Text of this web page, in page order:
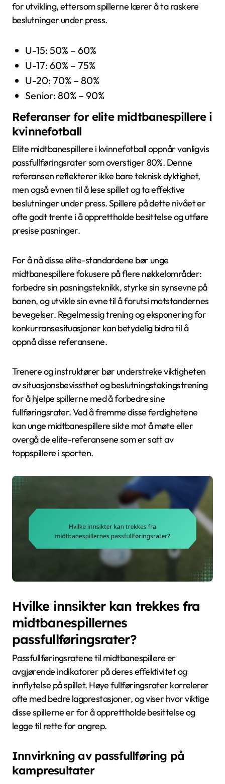
for utvikling, ettersom spillerne lærer å ta raskere
beslutninger under press.
U-15: 50% – 60%
U-17: 60% – 75%
U-20: 70% – 80%
Senior: 80% – 90%
Referanser for elite midtbanespillere i
kvinnefotball
Elite midtbanespillere i kvinnefotball oppnår vanligvis
passfullføringsrater som overstiger 80%. Denne
referansen reflekterer ikke bare teknisk dyktighet,
men også evnen til å lese spillet og ta effektive
beslutninger under press. Spillere på dette nivået er
ofte godt trente i å opprettholde besittelse og utføre
presise pasninger.
For å nå disse elite-standardene bør unge
midtbanespillere fokusere på flere nøkkelområder:
forbedre sin pasningsteknikk, styrke sin synsevne på
banen, og utvikle sin evne til å forutsi motstandernes
bevegelser. Regelmessig trening og eksponering for
konkurransesituasjoner kan betydelig bidra til å
oppnå disse referansene.
Trenere og instruktører bør understreke viktigheten
av situasjonsbevissthet og beslutningstakingstrening
for å hjelpe spillerne med å forbedre sine
fullføringsrater. Ved å fremme disse ferdighetene
kan unge midtbanespillere sikte mot å møte eller
overgå de elite-referansene som er satt av
toppspillere i sporten.
Hvilke innsikter kan trekkes fra
midtbanespillernes
passfullføringsrater?
Passfullføringsratene til midtbanespillere er
avgjørende indikatorer på deres effektivitet og
innflytelse på spillet. Høye fullføringsrater korrelerer
ofte med bedre lagprestasjoner, og viser hvor viktige
disse spillerne er for å opprettholde besittelse og
legge til rette for angrep.
Innvirkning av passfullføring på
kampresultater